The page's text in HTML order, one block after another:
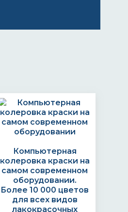
Компьютерная
колеровка краски на
самом современном
оборудовании.
Более 10 000 цветов
для всех видов
лакокрасочных